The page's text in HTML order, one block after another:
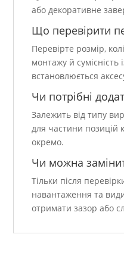
або декоративне
Що перевірити
Перевірте розмір,
монтажу й сумісність
встановлюється
Чи потрібні
Залежить від типу
для частини позицій
окремо.
Чи можна
Тільки після
навантаження та
отримати зазор або